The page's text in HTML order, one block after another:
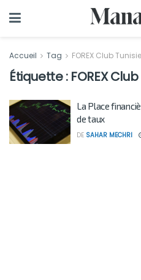
Accueil Tag FOREX Club Tunisie
Étiquette : FOREX
La Place
de taux
DE SAHAR MECHRI